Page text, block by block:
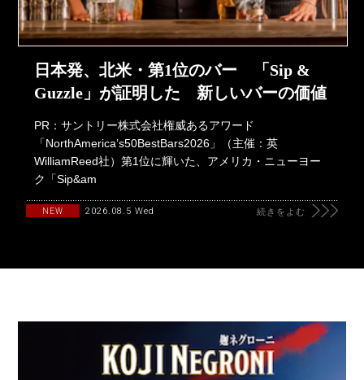
日本発、北米・第1位のバー 「Sip &
Guzzle」が証明した 新しいバーの価値
PR：サントリー株式会社権威あるアワード
「NorthAmerica’s50BestBars2026」（主催：英
WilliamReed社）第1位に輝いた、アメリカ・ニューヨー
ク「Sip&am
NEW 2026.08.5 Wed 続きをよむ